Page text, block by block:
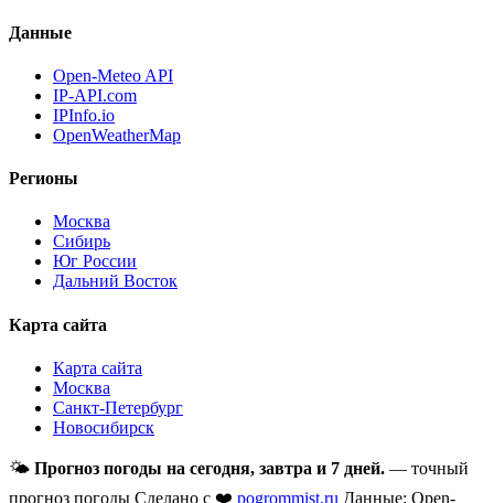
Данные
Open-Meteo API
IP-API.com
IPInfo.io
OpenWeatherMap
Регионы
Москва
Сибирь
Юг России
Дальний Восток
Карта сайта
Карта сайта
Москва
Санкт-Петербург
Новосибирск
🌤 Прогноз погоды на сегодня, завтра и 7 дней. — точный
прогноз погоды Сделано с ❤️ pogrommist.ru Данные: Open-